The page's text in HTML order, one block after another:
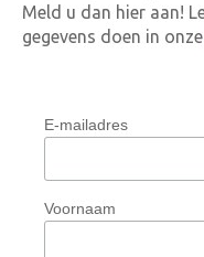
Meld u dan hier aan!
gegevens doen in onze
E-mailadres
Voornaam